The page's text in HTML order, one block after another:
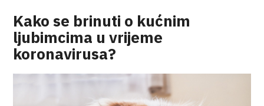
Kako se brinuti o kućnim
ljubimcima u vrijeme
koronavirusa?